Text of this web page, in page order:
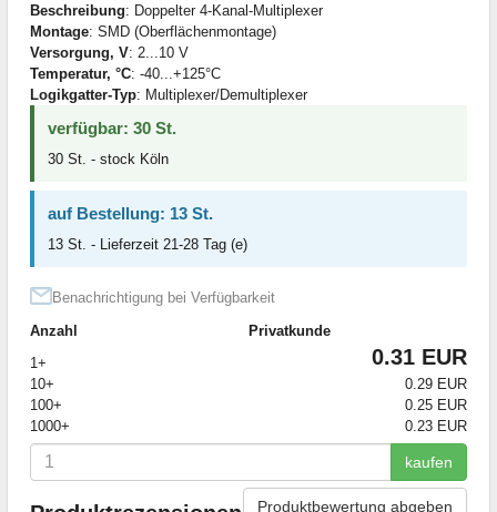
Beschreibung: Doppelter 4-Kanal-Multiplexer
Montage: SMD (Oberflächenmontage)
Versorgung, V: 2...10 V
Temperatur, °C: -40...+125°C
Logikgatter-Typ: Multiplexer/Demultiplexer
verfügbar: 30 St.
30 St. - stock Köln
auf Bestellung: 13 St.
13 St. - Lieferzeit 21-28 Tag (e)
Benachrichtigung bei Verfügbarkeit
Anzahl
Privatkunde
1+
0.31 EUR
10+
0.29 EUR
100+
0.25 EUR
1000+
0.23 EUR
kaufen
Produktbewertung abgeben